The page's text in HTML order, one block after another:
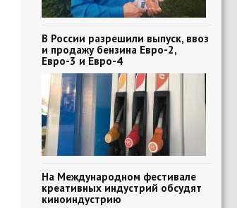
В России разрешили выпуск, ввоз
и продажу бензина Евро-2,
Евро-3 и Евро-4
На Международном фестивале
креативных индустрий обсудят
киноиндустрию